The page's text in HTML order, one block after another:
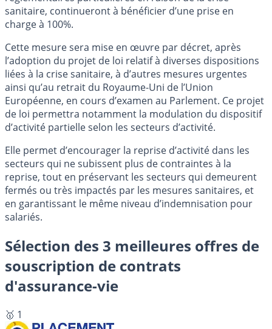
sanitaire, continueront à bénéficier d’une prise en
charge à 100%.
Cette mesure sera mise en œuvre par décret, après
l’adoption du projet de loi relatif à diverses dispositions
liées à la crise sanitaire, à d’autres mesures urgentes
ainsi qu’au retrait du Royaume-Uni de l’Union
Européenne, en cours d’examen au Parlement. Ce projet
de loi permettra notamment la modulation du dispositif
d’activité partielle selon les secteurs d’activité.
Elle permet d’encourager la reprise d’activité dans les
secteurs qui ne subissent plus de contraintes à la
reprise, tout en préservant les secteurs qui demeurent
fermés ou très impactés par les mesures sanitaires, et
en garantissant le même niveau d’indemnisation pour
salariés.
Sélection des 3 meilleures offres de
souscription de contrats
d'assurance-vie
🥇 1